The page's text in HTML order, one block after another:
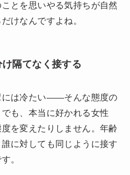
とを思いやる気持ちが自然
けなんですよね。
隔てなく接する
には冷たい——そんな態度の
も、本当に好かれる女性
を変えたりしません。年齢
に対しても同じように接す
。